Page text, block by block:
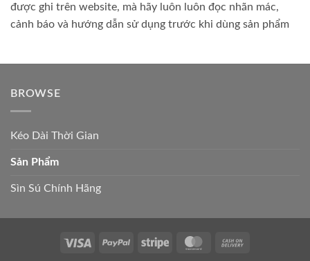
được ghi trên website, mà hãy luôn luôn đọc nhãn mác,
cảnh báo và hướng dẫn sử dụng trước khi dùng sản phẩm
BROWSE
Kéo Dài Thời Gian
Sản Phẩm
Sìn Sú Chính Hãng
Visa PayPal Stripe MasterCard